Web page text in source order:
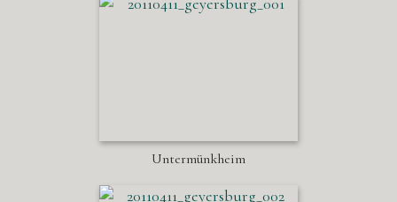
Untermünkheim